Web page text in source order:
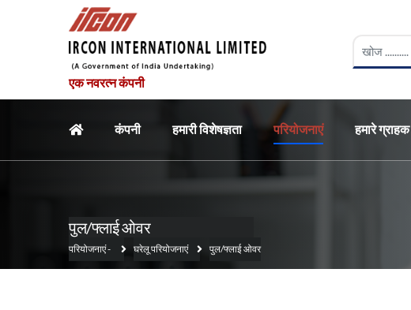
एक नवरत्न कंपनी
कंपनी हमारी विशेषज्ञता परियोजनाएं हमारे ग्राहक
पुल/फ्लाई ओवर
परियोजनाएं- घरेलू परियोजनाएं पुल/फ्लाई ओवर